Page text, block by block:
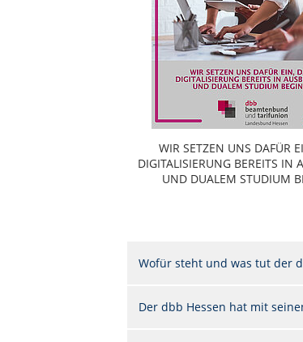
WIR SETZEN UNS DAFÜR
DIGITALISIERUNG BEREITS IN
UND DUALEM STUDIUM
Wofür steht und was tut der
Der dbb Hessen hat mit